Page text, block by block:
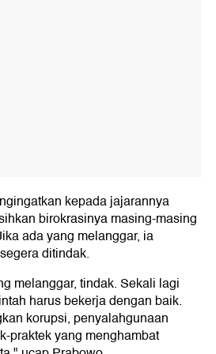
kepada jajarannya
birokrasinya masing-masing
ada yang melanggar, ia
ditindak.
melanggar, tindak. Sekali lagi
harus bekerja dengan baik.
korupsi, penyalahgunaan
praktek yang menghambat